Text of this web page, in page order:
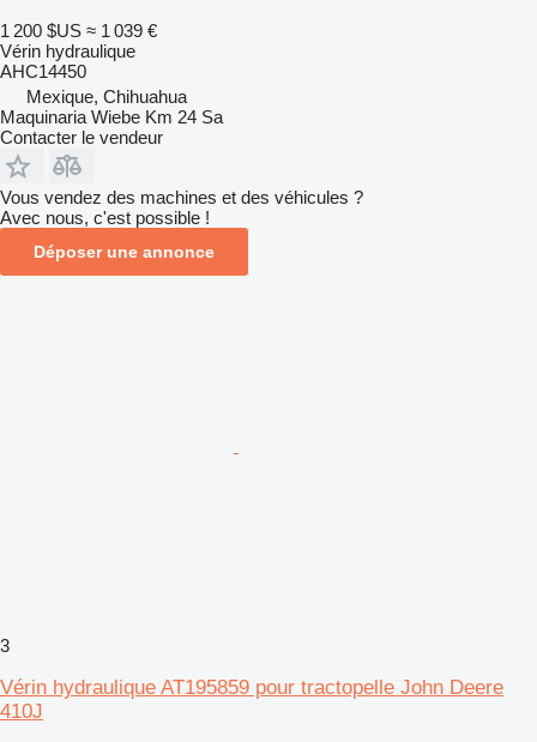
1 200 $US ≈ 1 039 €
Vérin hydraulique
AHC14450
Mexique, Chihuahua
Maquinaria Wiebe Km 24 Sa
Contacter le vendeur
Vous vendez des machines et des véhicules ?
Avec nous, c'est possible !
Déposer une annonce
3
Vérin hydraulique AT195859 pour tractopelle John Deere
410J